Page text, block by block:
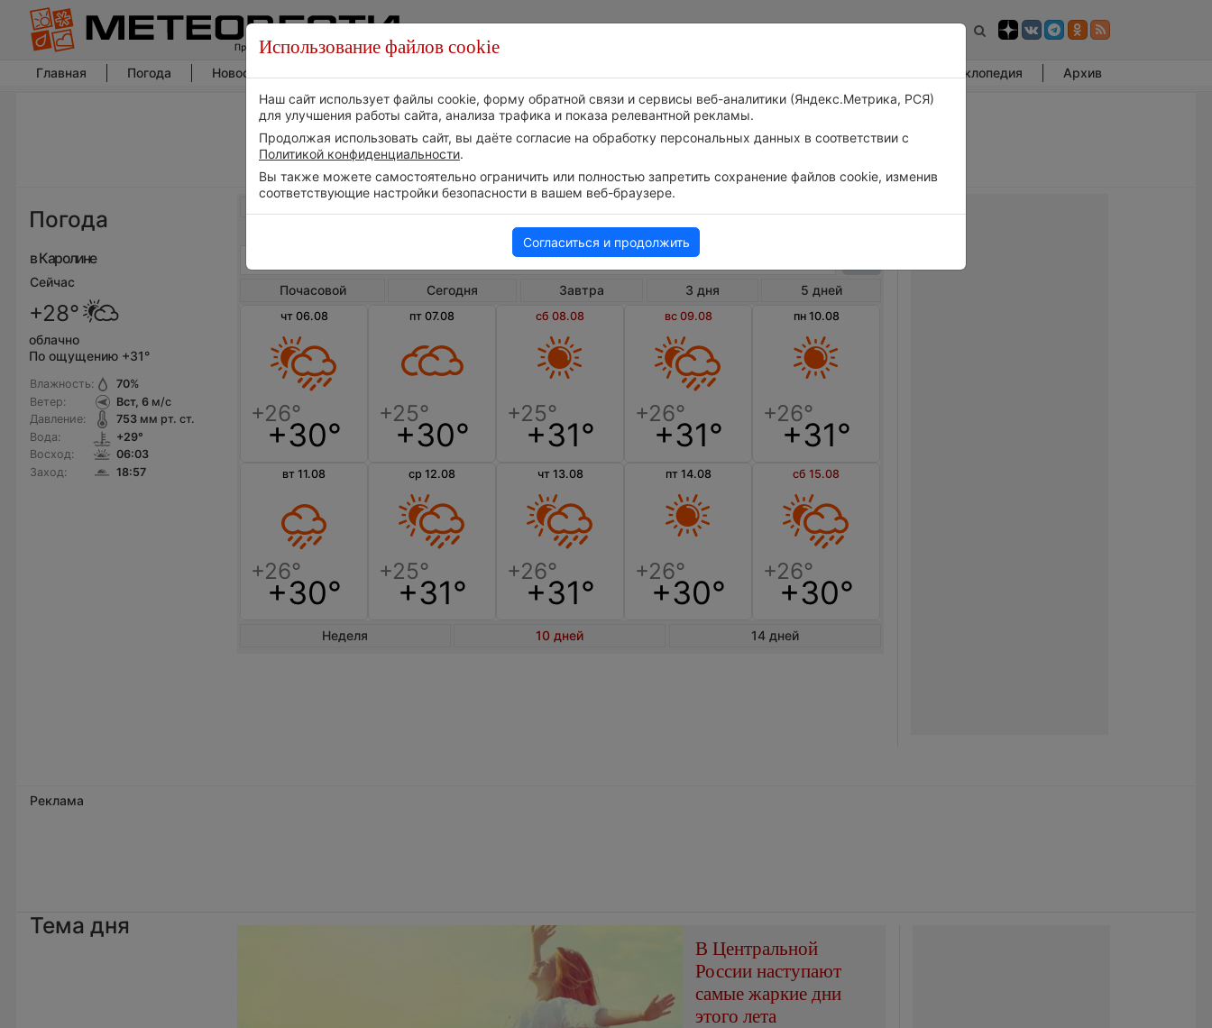
Главная Погода Новости погоды Энциклопедия Архив
Погода
в Каролине
Сейчас
+28°
облачно
По ощущению +31°
Влажность:
Ветер:
Давление:
Вода:
Восход:
Заход:
70%
Вст, 6м/с
753мм рт. ст.
+29°
06:03
18:57
Погода в Каролине на 10 дней
Почасовой Сегодня Завтра 3 дня 5 дней
чт 06.08
+30°
пт 07.08
+30°
сб 08.08
+31°
вс 09.08
+31°
пн 10.08
+31°
вт 11.08
+30°
ср 12.08
+31°
чт 13.08
+31°
пт 14.08
+30°
сб 15.08
+30°
Неделя 10 дней 14 дней
Реклама
Тема дня
В Центральной
России наступают
самые жаркие дни
этого лета
Использование файлов cookie
Наш сайт использует файлы cookie, форму обратной связи и сервисы веб-аналитики (Яндекс.Метрика, РСЯ)
для улучшения работы сайта, анализа трафика и показа релевантной рекламы.
Продолжая использовать сайт, вы даёте согласие на обработку персональных данных в соответствии с
Политикой конфиденциальности.
Вы также можете самостоятельно ограничить или полностью запретить сохранение файлов cookie, изменив
соответствующие настройки безопасности в вашем веб-браузере.
Согласиться и продолжить